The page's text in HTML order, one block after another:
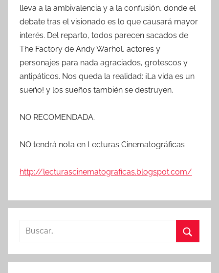
lleva a la ambivalencia y a la confusión, donde el
debate tras el visionado es lo que causará mayor
interés. Del reparto, todos parecen sacados de
The Factory de Andy Warhol, actores y
personajes para nada agraciados, grotescos y
antipáticos. Nos queda la realidad: ¡La vida es un
sueño! y los sueños también se destruyen.
NO RECOMENDADA.
NO tendrá nota en Lecturas Cinematográficas
http://lecturascinematograficas.blogspot.com/
s
u